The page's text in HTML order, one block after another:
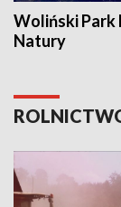
Woliński Park
Natury